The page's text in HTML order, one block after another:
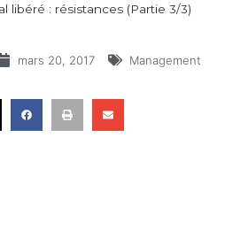
libéré : résistances (Partie 3/3)
mars 20, 2017 Management